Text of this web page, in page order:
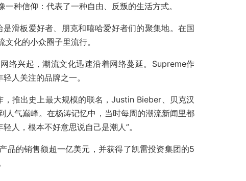
种信仰：代表了一种自由、反叛的生活方式。
滑板爱好者、朋克和嘻哈爱好者们的聚集地。在国
化的小众圈子里流行。
络兴起，潮流文化迅速沿着网络蔓延。Supreme作
人关注的品牌之一。
推出史上最大规模的联名，Justin Bieber、贝克汉
人气巅峰。在杨涛记忆中，当时每周的潮流新闻里都
人，根本不好意思说自己是潮人”。
品的销售额超一亿美元，并获得了凯雷投资集团的5